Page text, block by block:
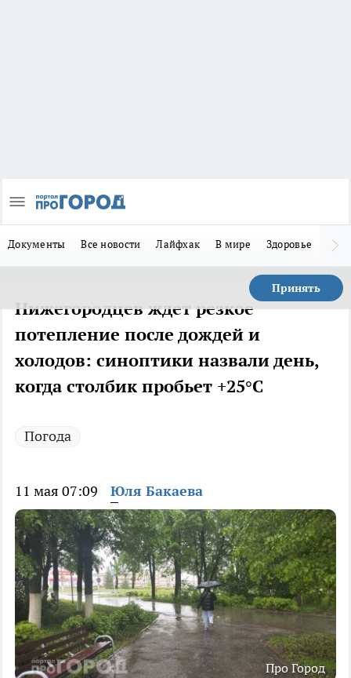
Документы Все новости Лайфхак В мире Здоровье
Принять
Нижегородцев ждет резкое
потепление после дождей и
холодов: синоптики назвали день,
когда столбик пробьет +25°C
Погода
11 мая 07:09 Юля Бакаева
Про Город